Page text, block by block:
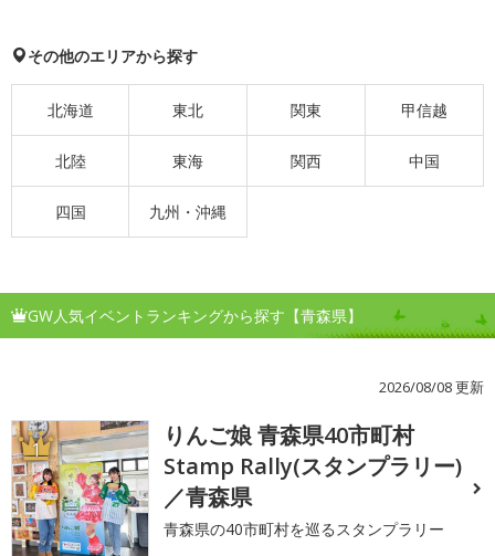
その他のエリアから探す
北海道 東北 関東 甲信越
北陸 東海 関西 中国
四国 九州・沖縄
GW人気イベントランキングから探す【青森県】
2026/08/08 更新
1
りんご娘 青森県40市町村
Stamp Rally(スタンプラリー)
／青森県
青森県の40市町村を巡るスタンプラリー